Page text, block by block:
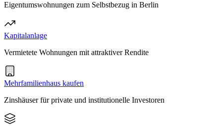
Eigentumswohnungen zum Selbstbezug in Berlin
Kapitalanlage
Vermietete Wohnungen mit attraktiver Rendite
Mehrfamilienhaus kaufen
Zinshäuser für private und institutionelle Investoren